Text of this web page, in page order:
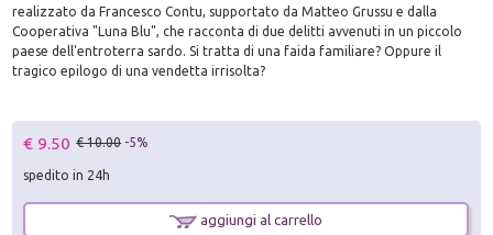
realizzato da Francesco Contu, supportato da Matteo Grussu e dalla
Cooperativa "Luna Blu", che racconta di due delitti avvenuti in un piccolo
paese dell'entroterra sardo. Si tratta di una faida familiare? Oppure il
tragico epilogo di una vendetta irrisolta?
€ 9.50 € 10.00 -5%
spedito in 24h
aggiungi al carrello